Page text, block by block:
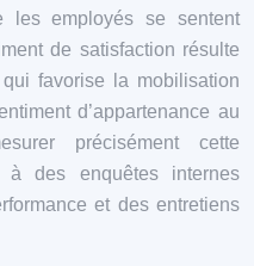
les employés se sentent
de satisfaction résulte
favorise la mobilisation
d’appartenance au
précisément cette
à des enquêtes internes
et des entretiens